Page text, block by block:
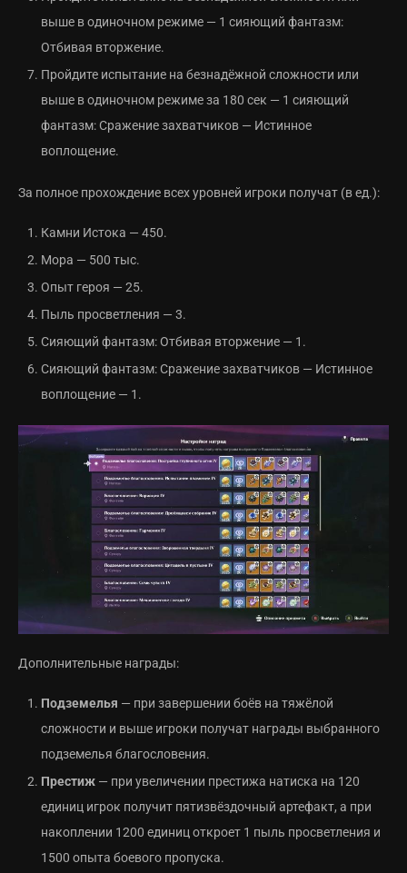
выше в одиночном режиме — 1 сияющий фантазм:
Отбивая вторжение.
Пройдите испытание на безнадёжной сложности или
выше в одиночном режиме за 180 сек — 1 сияющий
фантазм: Сражение захватчиков — Истинное
воплощение.
За полное прохождение всех уровней игроки получат (в ед.):
Камни Истока — 450.
Мора — 500 тыс.
Опыт героя — 25.
Пыль просветления — 3.
Сияющий фантазм: Отбивая вторжение — 1.
Сияющий фантазм: Сражение захватчиков — Истинное
воплощение — 1.
Дополнительные награды:
Подземелья — при завершении боёв на тяжёлой
сложности и выше игроки получат награды выбранного
подземелья благословения.
Престиж — при увеличении престижа натиска на 120
единиц игрок получит пятизвёздочный артефакт, а при
накоплении 1200 единиц откроет 1 пыль просветления и
1500 опыта боевого пропуска.